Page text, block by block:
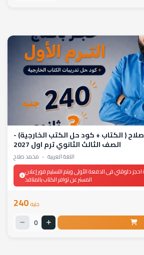
باكيدچ مستر محمد صلاح ( الكتاب + كود حل الكتب الخارجية) -
الصف الثالث الثانوي ترم اول 2027
اللغة العربية • محمد صلاح
دلوقتي فى الدفعة الأولى ويتم التسليم فور إعلان
المستر عن توافر الكتاب بالمنافذ
240 جنيه
0